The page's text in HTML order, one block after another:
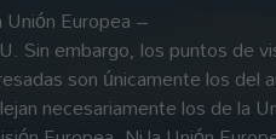
Europea –
Sin embargo, los puntos de
son únicamente los del
necesariamente los de la